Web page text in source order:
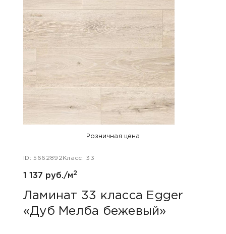
Розничная цена
ID: 5662892 Класс: 33
1 137 руб./м2
Ламинат 33 класса Egger
«Дуб Мелба бежевый»